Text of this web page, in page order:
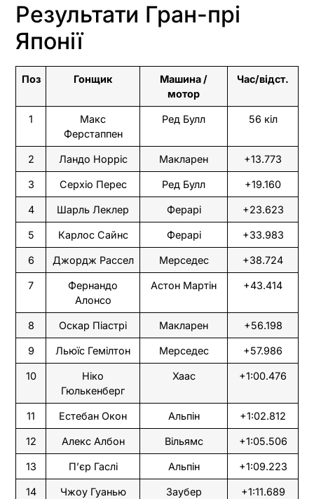
Результати Гран-прі
Японії
Поз Гонщик
Машина /
мотор
Час/відст.
1
Макс
Ферстаппен
Ред Булл 56 кіл
2 Ландо Норріс Макларен +13.773
3 Серхіо Перес Ред Булл +19.160
4 Шарль Леклер Ферарі +23.623
5 Карлос Сайнс Ферарі +33.983
6 Джордж Рассел Мерседес +38.724
7
Фернандо
Алонсо
Астон Мартін +43.414
8 Оскар Піастрі Макларен +56.198
9 Льюїс Гемілтон Мерседес +57.986
10
Ніко
Гюлькенберг
Хаас +1:00.476
11 Естебан Окон Альпін +1:02.812
12 Алекс Албон Вільямс +1:05.506
13 П’єр Гаслі Альпін +1:09.223
14 Чжоу Гуанью Заубер +1:11.689